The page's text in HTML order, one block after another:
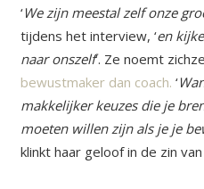
‘We zijn meestal zelf onze
tijdens het interview, ‘en
naar onszelf’. Ze noemt
bewustmaker dan coach. ‘
makkelijker keuzes die je
moeten willen zijn als je je
klinkt haar geloof in de zin